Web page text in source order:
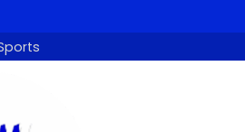
sous l’égide de l’UNC-MPS